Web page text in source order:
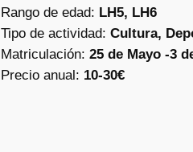
Rango de edad: LH5, LH6
Tipo de actividad: Cultura,
Matriculación: 25 de Mayo -3
Precio anual: 10-30€